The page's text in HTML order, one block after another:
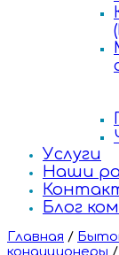
Услуги
Наши
Блог
Главная /
кондиционеры /